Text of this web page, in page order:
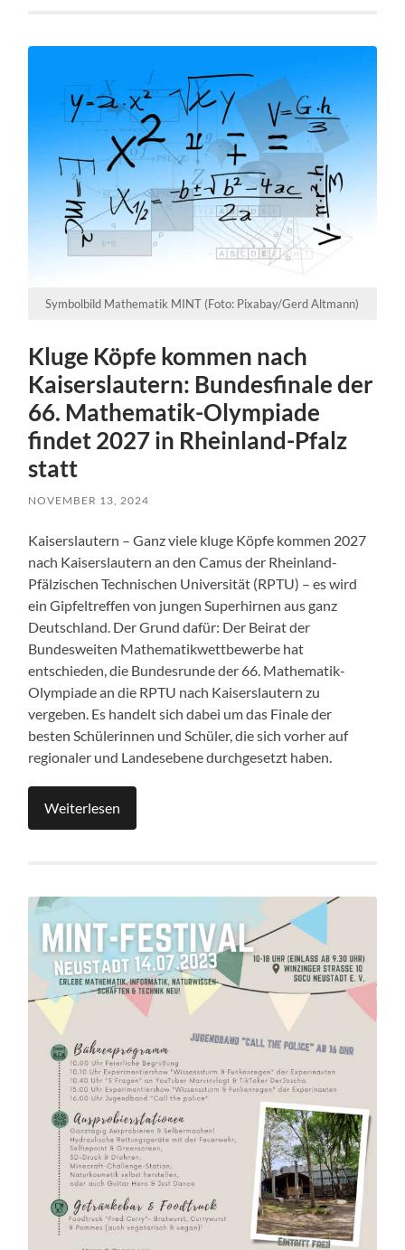
Symbolbild Mathematik MINT (Foto: Pixabay/Gerd Altmann)
Kluge Köpfe kommen nach
Kaiserslautern: Bundesfinale der
66. Mathematik-Olympiade
findet 2027 in Rheinland-Pfalz
statt
NOVEMBER 13, 2024
Kaiserslautern – Ganz viele kluge Köpfe kommen 2027
nach Kaiserslautern an den Camus der Rheinland-
Pfälzischen Technischen Universität (RPTU) – es wird
ein Gipfeltreffen von jungen Superhirnen aus ganz
Deutschland. Der Grund dafür: Der Beirat der
Bundesweiten Mathematikwettbewerbe hat
entschieden, die Bundesrunde der 66. Mathematik-
Olympiade an die RPTU nach Kaiserslautern zu
vergeben. Es handelt sich dabei um das Finale der
besten Schülerinnen und Schüler, die sich vorher auf
regionaler und Landesebene durchgesetzt haben.
Weiterlesen